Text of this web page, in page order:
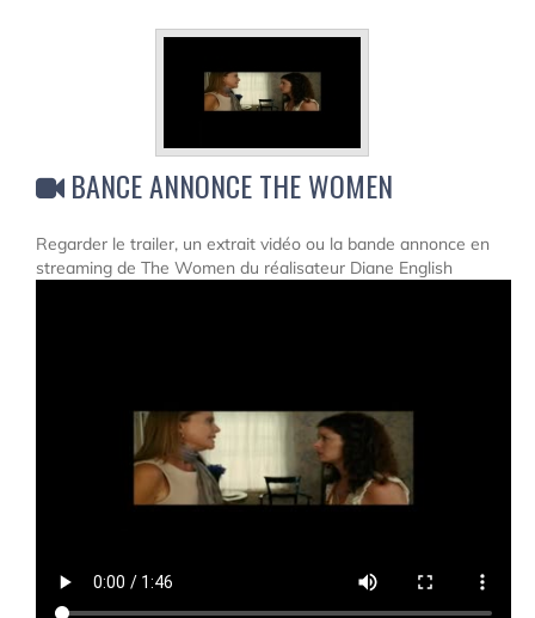
BANCE ANNONCE THE WOMEN
Regarder le trailer, un extrait vidéo ou la bande annonce en
streaming de The Women du réalisateur Diane English